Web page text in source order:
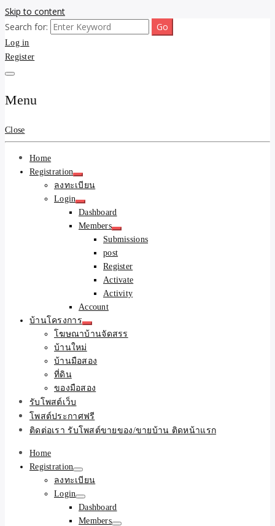
Skip to content
รับจ้างโพสต์ขายบ้าน ขาย
ของ ติดหน้าแรก Google Ai
Search ราคาถูกที่สุด! เน้น
ความคุ้มค่า "ถูกและดีมีอยู่
จริง" (เหมาะกับพ่อค้า
แม่ค้า) บริการโพสต์เว็บ
บอร์ด SEO การันตีงานดี
100% ✨
ขายบ้านไม่ออก ขายสินค้าไม่ได้ บอกเรา! รับจ้างลงโพสต์อสังหาฯ รับโพส
เว็บบอร์ดSEO ดันติดหน้าแรก Google AI ชัวร์ 🎯 … ให้เราจัดการให้! ด้วย
ระบบ AI Search & SEO ที่แม่นยำที่สุด
Search for:
Log in
Register
Menu
Close
Home
Registration
ลงทะเบียน
Login
Dashboard
Members
Submissions
post
Register
Activate
Activity
Account
บ้านโครงการ
โฆษณาบ้านจัดสรร
บ้านใหม่
บ้านมือสอง
ที่ดิน
ของมือสอง
รับโพสต์เว็บ
โพสต์ประกาศฟรี
ติดต่อเรา รับโพสต์ขายของ/ขายบ้าน ติดหน้าแรก
Home
Registration
ลงทะเบียน
Login
Dashboard
Members